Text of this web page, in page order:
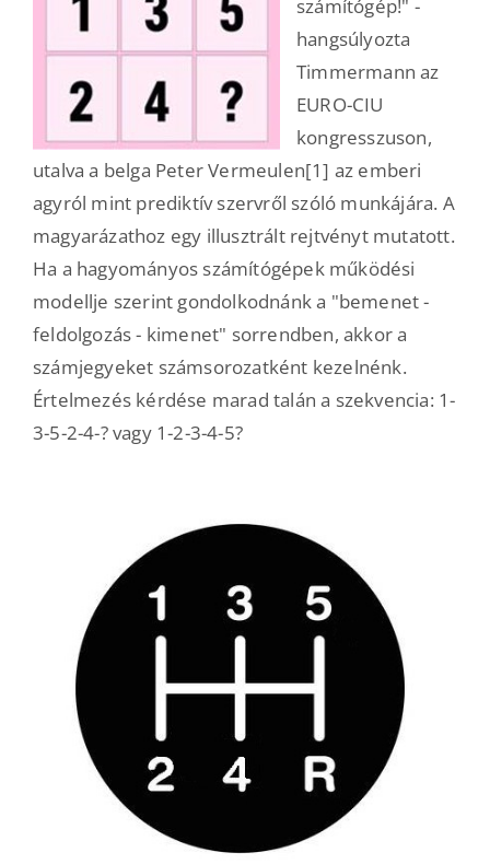
számítógép!" -
hangsúlyozta
Timmermann az
EURO-CIU
kongresszuson,
utalva a belga Peter Vermeulen[1] az emberi
agyról mint prediktív szervről szóló munkájára. A
magyarázathoz egy illusztrált rejtvényt mutatott.
Ha a hagyományos számítógépek működési
modellje szerint gondolkodnánk a "bemenet -
feldolgozás - kimenet" sorrendben, akkor a
számjegyeket számsorozatként kezelnénk.
Értelmezés kérdése marad talán a szekvencia: 1-
3-5-2-4-? vagy 1-2-3-4-5?